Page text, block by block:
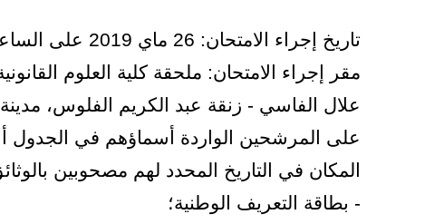
تاريخ إجراء الامتحان: 26 ماي 2019 على الساعة التاسعة صباحا.
مقر إجراء الامتحان: ملحقة كلية العلوم
علال الفاسي - زنقة عبد الكريم الفلوس، مدينة
على المرشحين الواردة أسماؤهم في الجدول
المكان في التاريخ المحدد لهم مصحوبين
- بطاقة التعريف الوطنية؛